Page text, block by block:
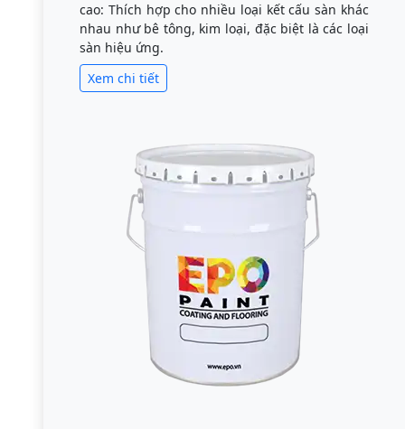
cao: Thích hợp cho nhiều loại kết cấu sàn khác
nhau như bê tông, kim loại, đặc biệt là các loại
sàn hiệu ứng.
Xem chi tiết